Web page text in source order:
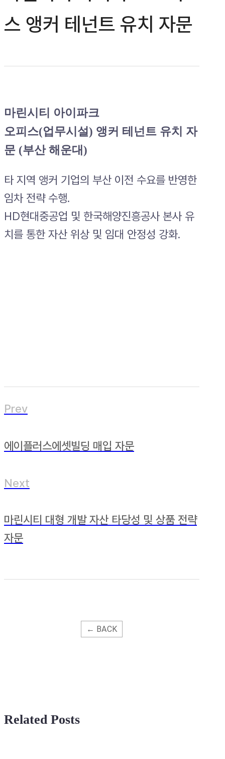
스 앵커 테넌트 유치 자문
마린시티 아이파크
오피스(업무시설) 앵커 테넌트 유치 자
문 (부산 해운대)
타 지역 앵커 기업의 부산 이전 수요를 반영한
임차 전략 수행.
HD현대중공업 및 한국해양진흥공사 본사 유
치를 통한 자산 위상 및 임대 안정성 강화.
Prev
에이플러스에셋빌딩 매입 자문
Next
마린시티 대형 개발 자산 타당성 및 상품 전략
자문
← BACK
Related Posts